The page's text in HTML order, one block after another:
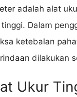
adalah alat
tinggi. Dalam
ketebalan
dilakukan
Ukur